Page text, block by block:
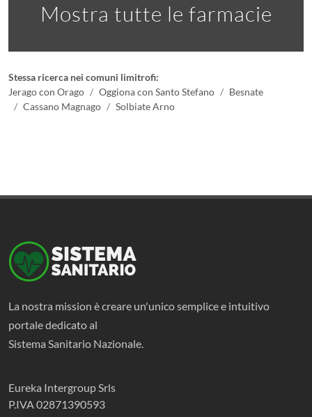
Mostra tutte le farmacie
Stessa ricerca nei comuni limitrofi:
Jerago con Orago
Oggiona con Santo Stefano
Besnate
Cassano Magnago
Solbiate Arno
La nostra mission è creare un'unico semplice e intuitivo
portale dedicato al
Sistema Sanitario Nazionale.
Eureka Intergroup Srls
P.IVA 02871390593